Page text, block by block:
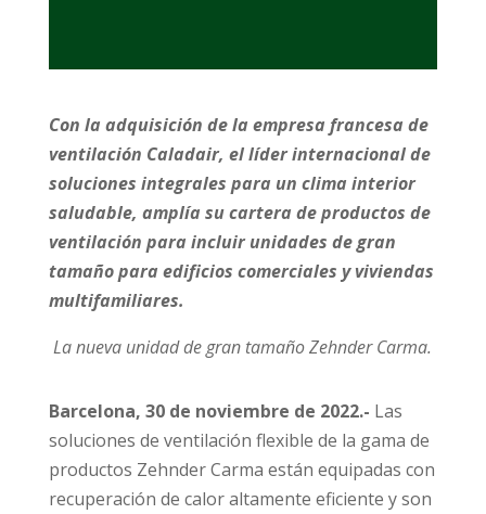
Con la adquisición dela empresa francesa de
ventilación Caladair, el líder internacional de
soluciones integrales para un clima interior
saludable, amplía su cartera de productos de
ventilación para incluir unidades de gran
tamaño para edificios comerciales y viviendas
multifamiliares.
La nueva unidad de gran tamaño Zehnder Carma.
Barcelona, 30 de noviembre de 2022.- Las
soluciones de ventilación flexible de la gama de
productos Zehnder Carma están equipadas con
recuperación de calor altamente eficiente y son